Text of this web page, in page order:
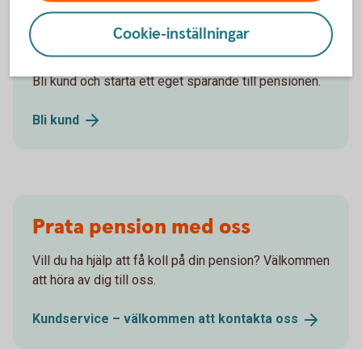
Välkommen att bli kund!
Bli kund och starta ett eget sparande till pensionen.
Bli kund
Prata pension med oss
Vill du ha hjälp att få koll på din pension? Välkommen
att höra av dig till oss.
Kundservice – välkommen att kontakta oss
Cookie-inställningar